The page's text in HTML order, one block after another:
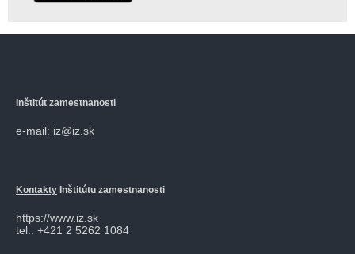
Inštitút zamestnanosti
e-mail: iz@iz.sk
Kontakty Inštitútu zamestnanosti
https://www.iz.sk
tel.: +421 2 5262 1084